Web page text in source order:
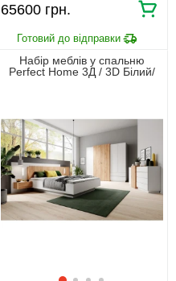
65600 грн.
Набір меблів у спальню
Perfect Home 3Д / 3D Білий/